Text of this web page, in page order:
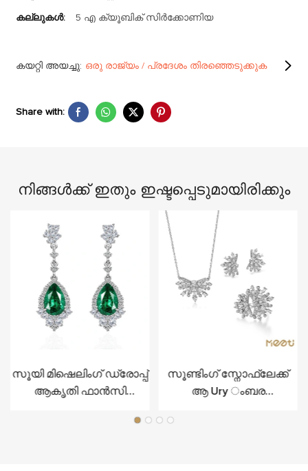
കല്ലുകൾ: 5 എ ക്യൂബിക് സിർക്കോണിയ
കയറ്റി അയച്ചു: ഒരു രാജ്യം / പ്രദേശം തിരഞ്ഞെടുക്കുക
Share with:
നിങ്ങൾക്ക് ഇതും ഇഷ്ടപ്പെടുമായിരിക്കും
സൂയി മിഷെലിംഗ് ഡ്രോപ്പ്
ആകൃതി ഫാൻസി
സൂണ്ടിംഗ് സ്നോഫ്ലേക്ക്
ആ Ury ംബര